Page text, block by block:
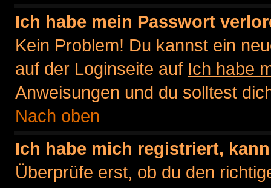
Ich habe mein Passwort
Kein Problem! Du kannst ein
auf der Loginseite auf Ich habe
Anweisungen und du solltest
Nach oben
Ich habe mich registriert,
Überprüfe erst, ob du den